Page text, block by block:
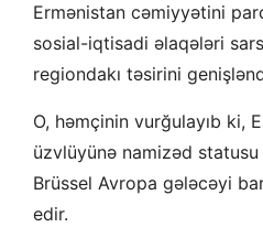
Ermənistan cəmiyyətini
sosial-iqtisadi əlaqələri
regiondakı təsirini
O, həmçinin vurğulayıb ki,
üzvlüyünə namizəd
Brüssel Avropa gələcəyi
edir.